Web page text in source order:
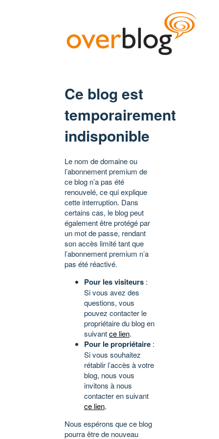
Ce blog est
temporairement
indisponible
Le nom de domaine ou
l’abonnement premium de
ce blog n’a pas été
renouvelé, ce qui explique
cette interruption. Dans
certains cas, le blog peut
également être protégé par
un mot de passe, rendant
son accès limité tant que
l’abonnement premium n’a
pas été réactivé.
Pour les visiteurs :
Si vous avez des
questions, vous
pouvez contacter le
propriétaire du blog en
suivantce lien.
Pour le propriétaire :
Si vous souhaitez
rétablir l’accès à votre
blog, nous vous
invitons à nous
contacter en suivant
ce lien.
Nous espérons que ce blog
pourra être de nouveau